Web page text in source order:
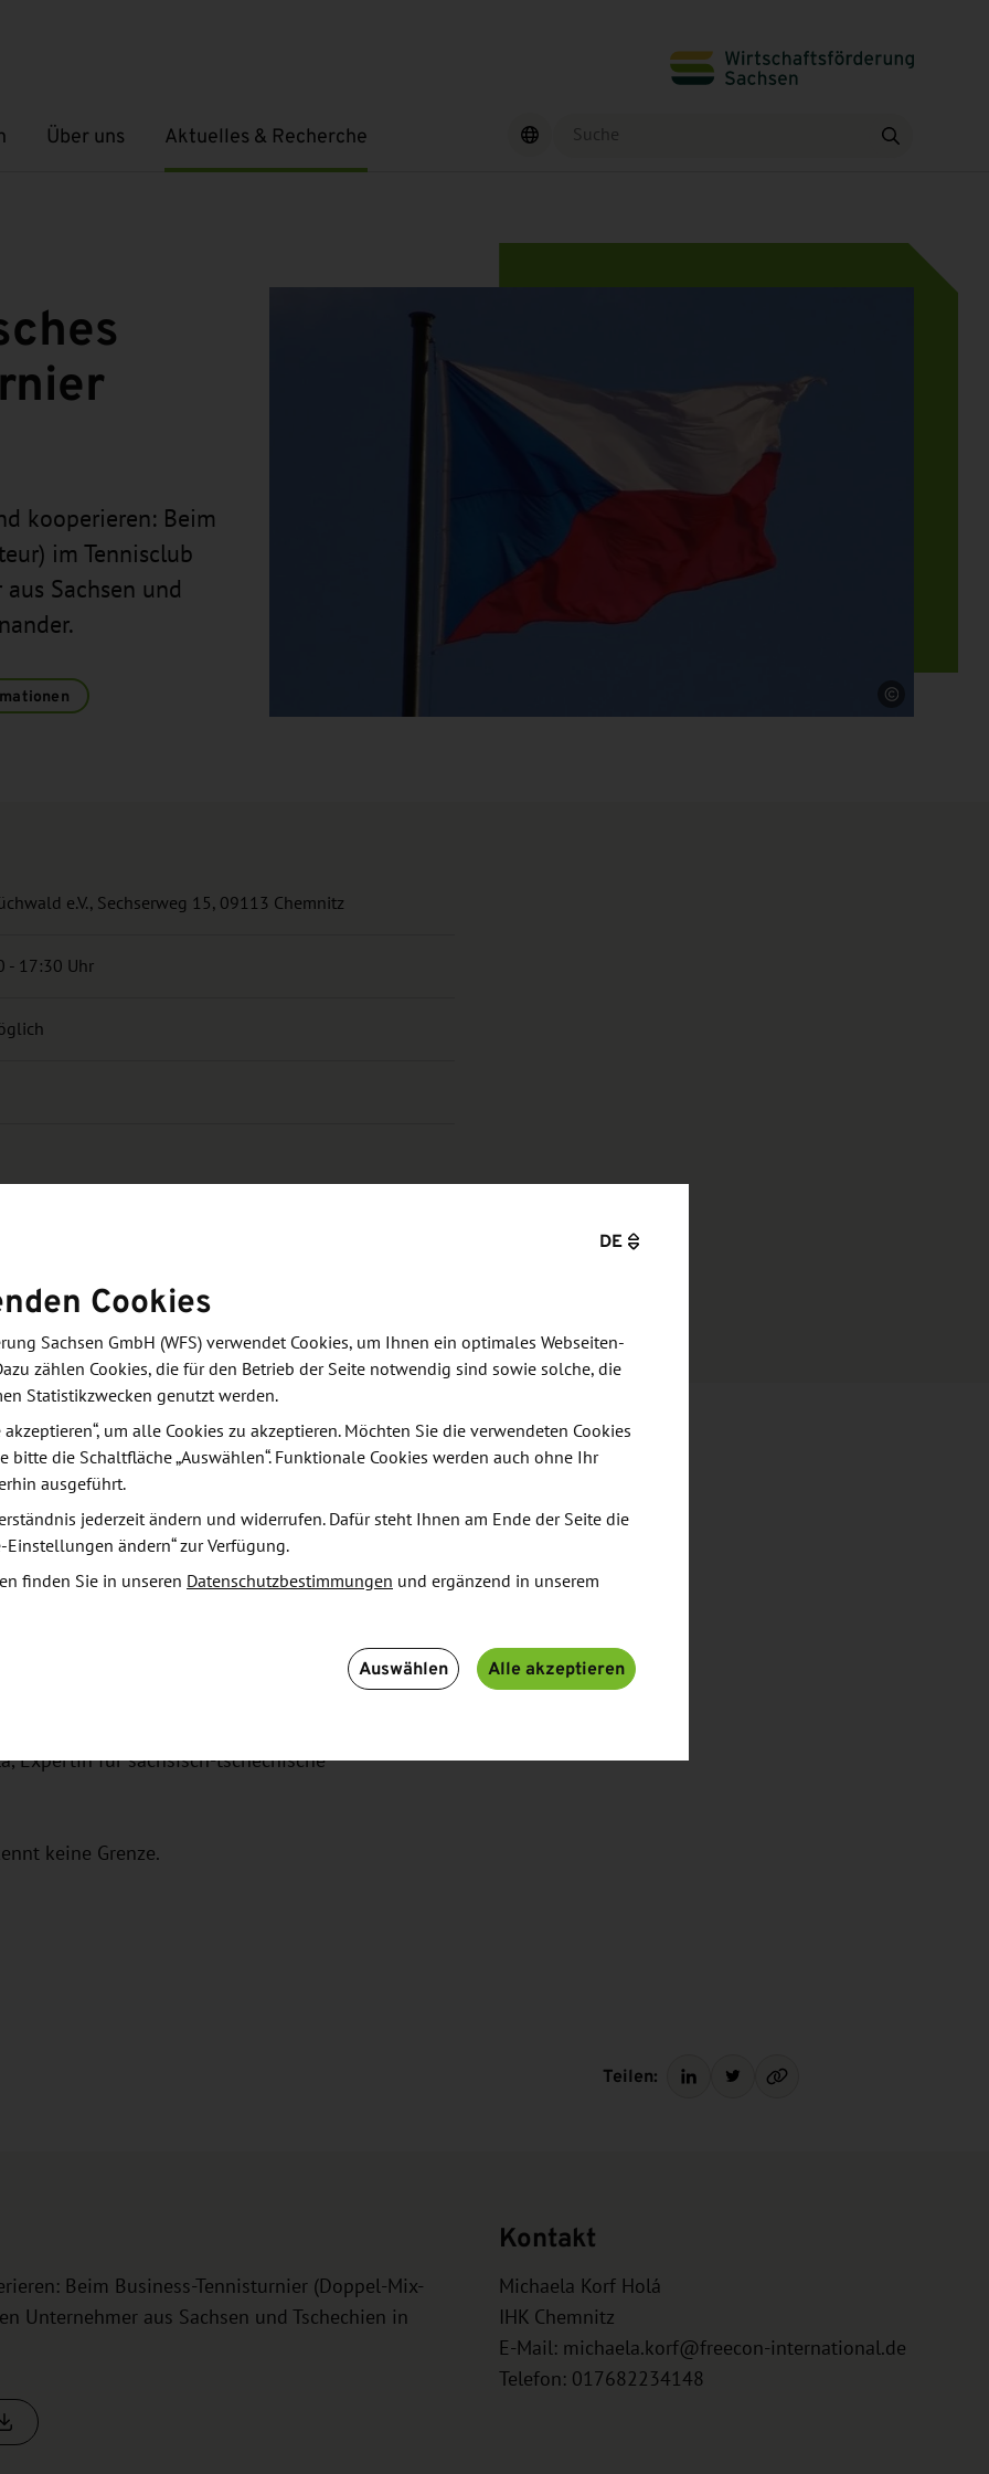
Über uns
Untermenü öffnenAktuelles & Recherche
Untermenü öffnen Finden
kooperieren: Beim
im Tennisclub
Sachsen und
Quelle
e.V., Sechserweg 15, 09113 Chemnitz
- 17:30 Uhr
Expertin für sächsisch-tschechische
keine Grenze.
Teilen:
Beim Business-Tennisturnier (Doppel-Mix-
Unternehmer aus Sachsen und Tschechien in
Kontakt
Michaela Korf Holá
IHK Chemnitz
E-Mail: michaela.korf@freecon-international.de
Telefon: 017682234148
DE
Cookies
Sachsen GmbH (WFS) verwendet Cookies, um Ihnen ein optimales Webseiten-
zählen Cookies, die für den Betrieb der Seite notwendig sind sowie solche, die
Statistikzwecken genutzt werden.
um alle Cookies zu akzeptieren. Möchten Sie die verwendeten Cookies
bitte die Schaltfläche „Auswählen“. Funktionale Cookies werden auch ohne Ihr
ausgeführt.
jederzeit ändern und widerrufen. Dafür steht Ihnen am Ende der Seite die
Einstellungen ändern“ zur Verfügung.
finden Sie in unseren Datenschutzbestimmungen und ergänzend in unserem
Auswählen Alle akzeptieren